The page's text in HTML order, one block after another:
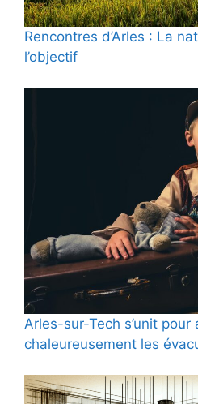
Rencontres d’Arles : La
l’objectif
Arles-sur-Tech s’unit pour
chaleureusement les